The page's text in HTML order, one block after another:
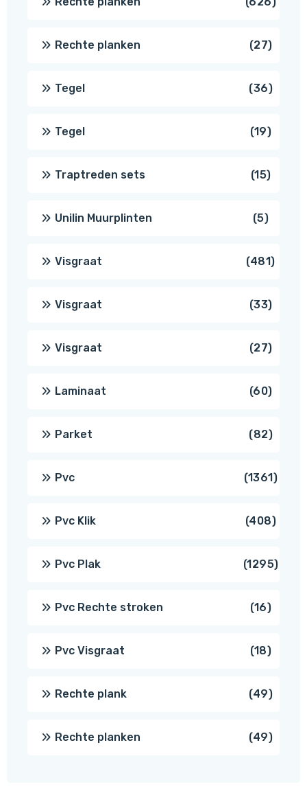
Rechte planken 2727
Tegel 3636
Tegel 1919
Traptreden sets 1515
Unilin Muurplinten 55
Visgraat 481481
Visgraat 3333
Visgraat 2727
Laminaat 6060
Parket 8282
Pvc 13611361
Pvc Klik 408408
Pvc Plak 12951295
Pvc Rechte stroken 1616
Pvc Visgraat 1818
Rechte plank 4949
Rechte planken 4949